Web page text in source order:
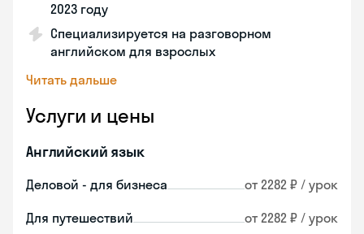
2023 году
Специализируется на разговорном
английском для взрослых
Читать дальше
Услуги и цены
Английский язык
Деловой - для бизнеса от 2282 ₽ / урок
Для путешествий от 2282 ₽ / урок